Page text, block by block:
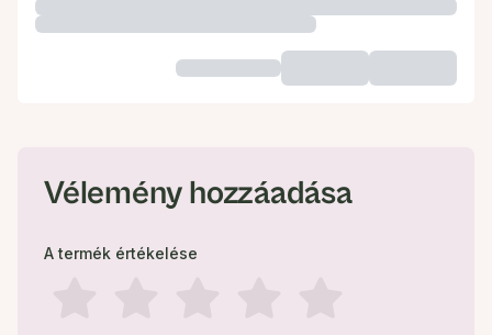
Vélemény hozzáadása
A termék értékelése